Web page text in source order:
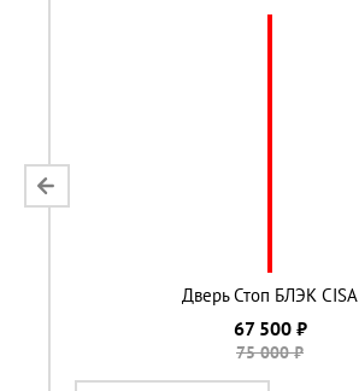
Дверь Стоп БЛЭК CISA
67 500 ₽
75 000 ₽